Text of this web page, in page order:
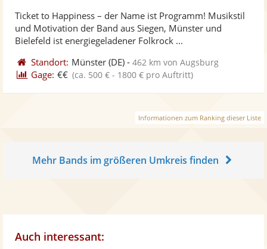
Fotos
5
Ticket to Happiness – der Name ist Programm! Musikstil
und Motivation der Band aus Siegen, Münster und
Bielefeld ist energiegeladener Folkrock ...
Standort: Münster (DE) -462 km von Augsburg
Gage: €€ (ca. 500 € - 1800 € pro Auftritt)
Informationen zum Ranking dieser Liste
Mehr Bands im größeren Umkreis finden
Auch interessant: